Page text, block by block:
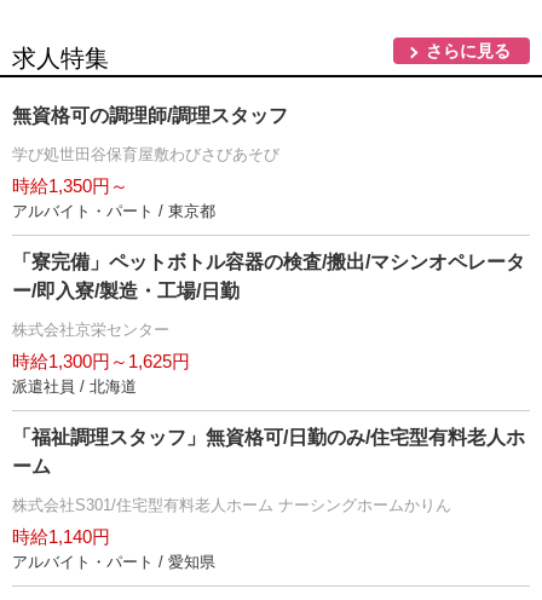
求人特集 さらに見る
無資格可の調理師/調理スタッフ
学び処世田谷保育屋敷わびさびあそび
時給1,350円～
アルバイト・パート / 東京都
「寮完備」ペットボトル容器の検査/搬出/マシンオペレータ
ー/即入寮/製造・工場/日勤
株式会社京栄センター
時給1,300円～1,625円
派遣社員 / 北海道
「福祉調理スタッフ」無資格可/日勤のみ/住宅型有料老人ホ
ーム
株式会社S301/住宅型有料老人ホーム ナーシングホームかりん
時給1,140円
アルバイト・パート / 愛知県